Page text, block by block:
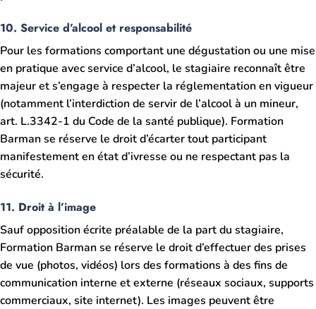
10. Service d’alcool et responsabilité
Pour les formations comportant une dégustation ou une mise
en pratique avec service d’alcool, le stagiaire reconnaît être
majeur et s’engage à respecter la réglementation en vigueur
(notamment l’interdiction de servir de l’alcool à un mineur,
art. L.3342-1 du Code de la santé publique). Formation
Barman se réserve le droit d’écarter tout participant
manifestement en état d’ivresse ou ne respectant pas la
sécurité.
11. Droit à l’image
Sauf opposition écrite préalable de la part du stagiaire,
Formation Barman se réserve le droit d’effectuer des prises
de vue (photos, vidéos) lors des formations à des fins de
communication interne et externe (réseaux sociaux, supports
commerciaux, site internet). Les images peuvent être